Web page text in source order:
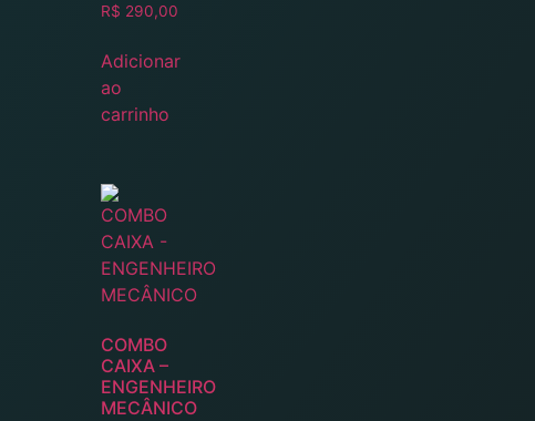
R$ 290,00
Adicionar
ao
carrinho
COMBO
CAIXA –
ENGENHEIRO
MECÂNICO